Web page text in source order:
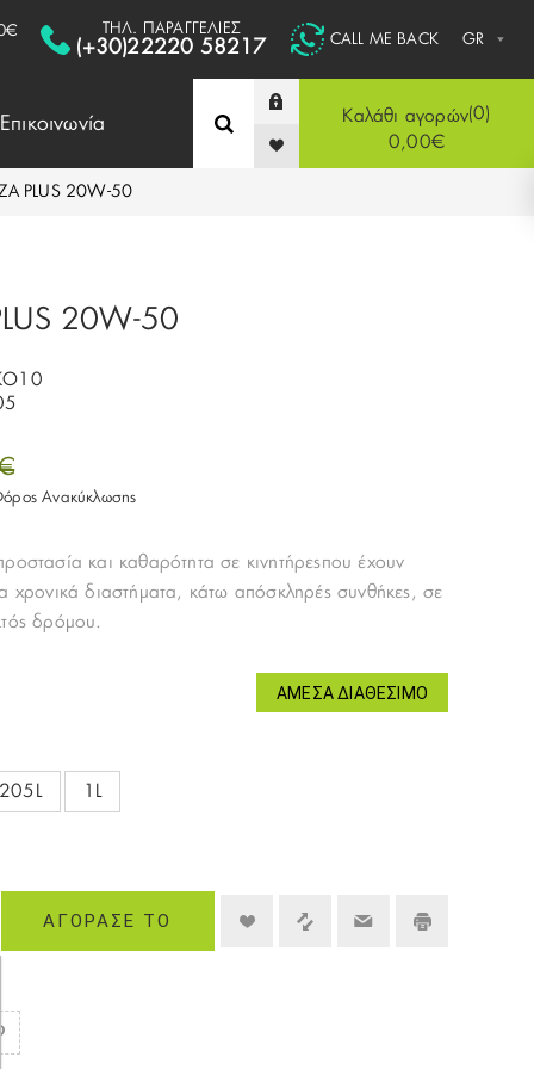
ΤΗΛ. ΠΑΡΑΓΓΕΛΙΕΣ
(+30)22220 58217 CALL ME BACK
Επικοινωνία Καλάθι αγορών 0
0,00€
PLUS 20W-50
20W-50
Ανακύκλωσης
και καθαρότητα σε κινητήρεςπου έχουν
χρονικά διαστήματα, κάτω απόσκληρές συνθήκες, σε
δρόμου.
205L 1L
ΆΜΕΣΑ ΔΙΑΘΈΣΙΜΟ